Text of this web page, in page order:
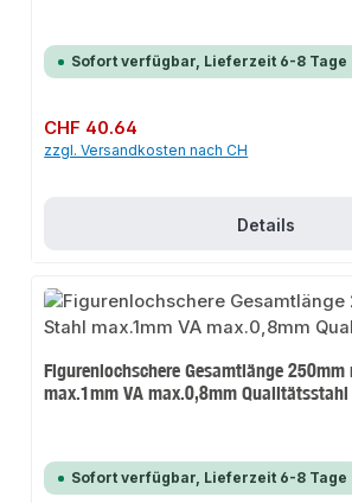
Sofort verfügbar, Lieferzeit 6-8 Tage
Regulärer Preis:
CHF 40.64
zzgl. Versandkosten nach CH
Details
Figurenlochschere Gesamtlänge 250mm
max.1mm VA max.0,8mm Qualitätsstahl
Sofort verfügbar, Lieferzeit 6-8 Tage